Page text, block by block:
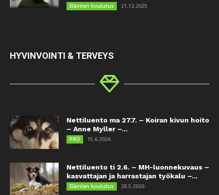
Eläinten koulutus 21.12.2025
HYVINVOINTI & TERVEYS
Nettiluento ma 27.7. – Koiran kivun hoito
– Anne Myller –...
PRO 15.6.2026
Nettiluento ti 2.6. – MH-luonnekuvaus –
kasvattajan ja harrastajan työkalu –...
Eläinten koulutus 28.5.2026